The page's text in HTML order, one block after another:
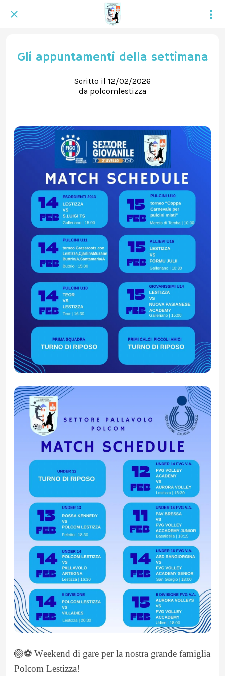
Gli appuntamenti della settimana
Scritto il 12/02/2026
da polcomlestizza
🏐⚽ Weekend di gare per la nostra grande famiglia
Polcom Lestizza!